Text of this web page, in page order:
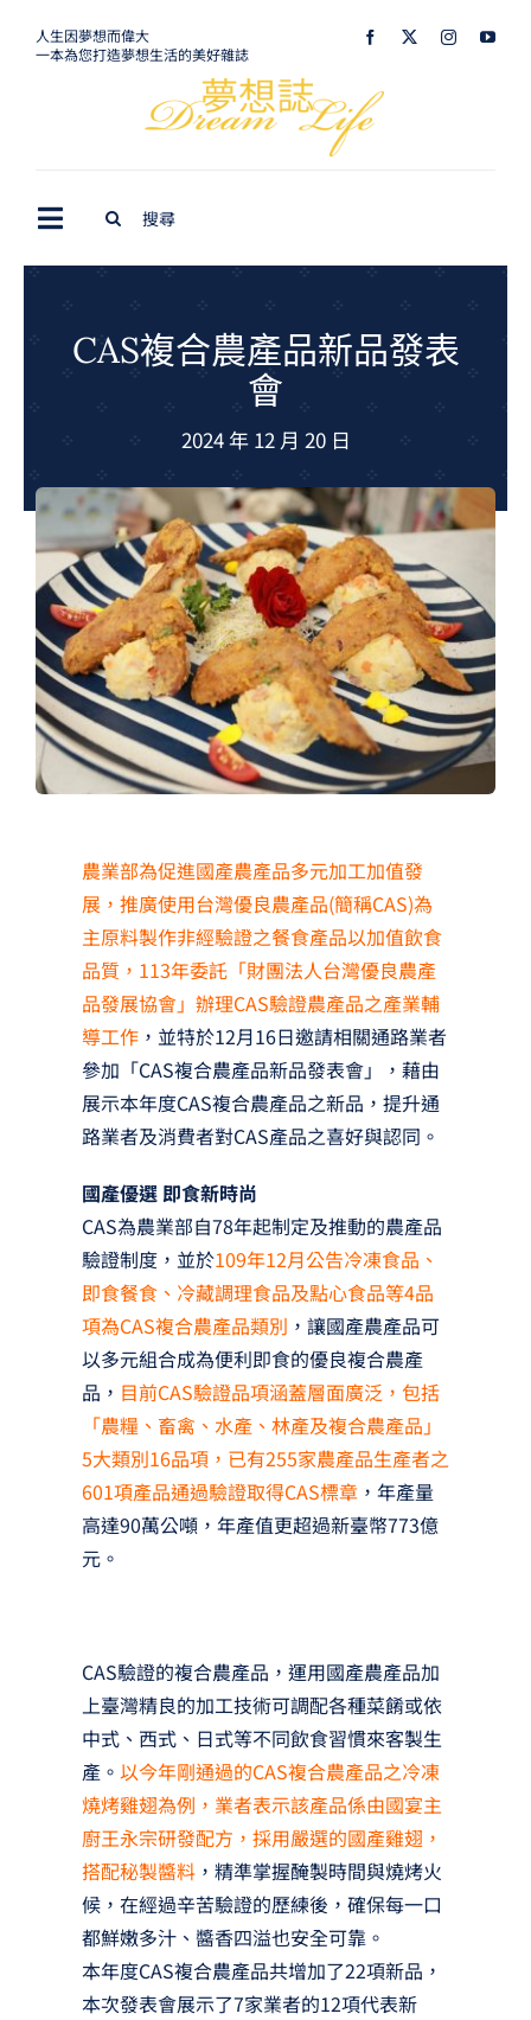
人生因夢想而偉大
一本為您打造夢想生活的美好雜誌
Toggle
Navigation
生活美學
夢想旅遊
GCU大賽
夢想購物
CAS複合農產品新品發表
會
2024 年 12 月 20 日
農業部為促進國產農產品多元加工加值發
展，推廣使用台灣優良農產品(簡稱CAS)為
主原料製作非經驗證之餐食產品以加值飲食
品質，113年委託「財團法人台灣優良農產
品發展協會」辦理CAS驗證農產品之產業輔
導工作，並特於12月16日邀請相關通路業者
參加「CAS複合農產品新品發表會」，藉由
展示本年度CAS複合農產品之新品，提升通
路業者及消費者對CAS產品之喜好與認同。
國產優選 即食新時尚
CAS為農業部自78年起制定及推動的農產品
驗證制度，並於109年12月公告冷凍食品、
即食餐食、冷藏調理食品及點心食品等4品
項為CAS複合農產品類別 ，讓國產農產品可
以多元組合成為便利即食的優良複合農產
品， 目前CAS驗證品項涵蓋層面廣泛，包括
「農糧、畜禽、水產、林產及複合農產品」
5大類別16品項，已有255家農產品生產者之
601項產品通過驗證取得CAS標章，年產量
高達90萬公噸，年產值更超過新臺幣773億
元。
CAS驗證的複合農產品，運用國產農產品加
上臺灣精良的加工技術可調配各種菜餚或依
中式、西式、日式等不同飲食習慣來客製生
產。 以今年剛通過的CAS複合農產品之冷凍
燒烤雞翅為例，業者表示該產品係由國宴主
廚王永宗研發配方，採用嚴選的國產雞翅，
搭配秘製醬料，精準掌握醃製時間與燒烤火
候，在經過辛苦驗證的歷練後，確保每一口
都鮮嫩多汁、醬香四溢也安全可靠。
本年度CAS複合農產品共增加了22項新品，
本次發表會展示了7家業者的12項代表新